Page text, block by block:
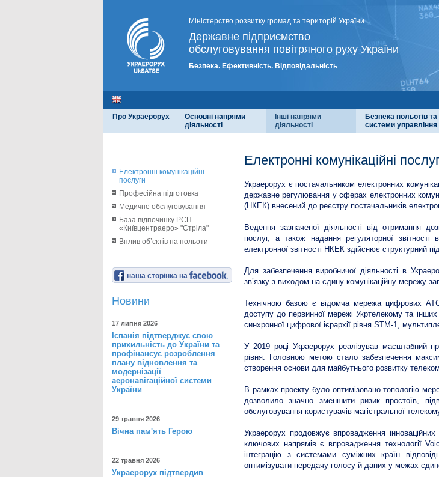
Міністерство розвитку громад та територій України
Державне підприємство
обслуговування повітряного руху України
Безпека. Ефективність. Відповідальність
Про Украерорух
Основні напрями
діяльності
Інші напрями
діяльності
Безпека польотів та
системи управління
Електронні комунікаційні
послуги
Професійна підготовка
Медичне обслуговування
База відпочинку РСП
«Київцентраеро» "Стріла"
Вплив об’єктів на польоти
наша сторінка на
Новини
17 липня 2026
Іспанія підтверджує свою
прихильність до України та
профінансує розроблення
плану відновлення та
модернізації
аеронавігаційної системи
України
29 травня 2026
Вічна пам'ять Герою
22 травня 2026
Украерорух підтвердив
Електронні комунікаційні
Украерорух є постачальником електронних
державне регулювання у сферах електронних
(НКЕК) внесений до реєстру постачальників
Ведення зазначеної діяльності від отримання
послуг, а також надання регуляторної
електронної звітності НКЕК здійснює структурний
Для забезпечення виробничої діяльності в
зв’язку з виходом на єдину комунікаційну мережу
Технічною базою є відомча мережа цифрових АТС
доступу до первинної мережі Укртелекому та інших
синхронної цифрової ієрархії рівня STM-1,
У 2019 році Украерорух реалізував масштабний
рівня. Головною метою стало забезпечення
створення основи для майбутнього розвитку
В рамках проекту було оптимізовано топологію
дозволило значно зменшити ризик простоїв,
обслуговування користувачів магістральної
Украерорух продовжує впровадження
ключових напрямів є впровадження технології
інтеграцію з системами суміжних країн
оптимізувати передачу голосу й даних у межах